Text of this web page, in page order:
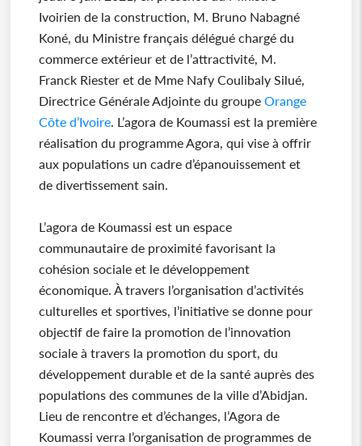
Ivoirien de la construction, M. Bruno Nabagné
Koné, du Ministre français délégué chargé du
commerce extérieur et de l’attractivité, M.
Franck Riester et de Mme Nafy Coulibaly Silué,
Directrice Générale Adjointe du groupe Orange
Côte d’Ivoire. L’agora de Koumassi est la première
réalisation du programme Agora, qui vise à offrir
aux populations un cadre d’épanouissement et
de divertissement sain.
L’agora de Koumassi est un espace
communautaire de proximité favorisant la
cohésion sociale et le développement
économique. À travers l’organisation d’activités
culturelles et sportives, l’initiative se donne pour
objectif de faire la promotion de l’innovation
sociale à travers la promotion du sport, du
développement durable et de la santé auprès des
populations des communes de la ville d’Abidjan.
Lieu de rencontre et d’échanges, l’Agora de
Koumassi verra l’organisation de programmes de